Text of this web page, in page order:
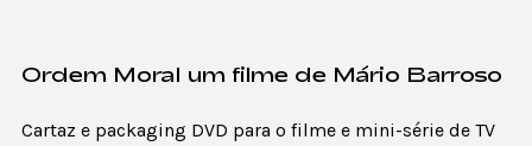
Ordem Moral um filme de Mário Barroso
Cartaz e packaging DVD para o filme e mini-série de TV